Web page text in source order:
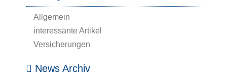
Allgemein
interessante Artikel
Versicherungen
News Archiv